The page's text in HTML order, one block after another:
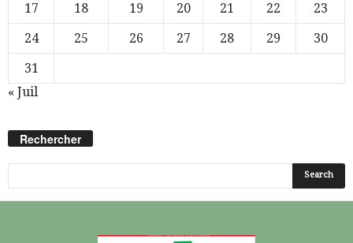
17
18 19 20 21 22
23
24
25 26 27 28 29
30
31
« Juil
Rechercher